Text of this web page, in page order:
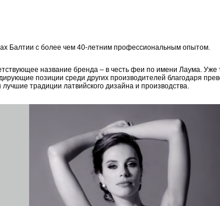
Балтии с более чем 40-летним профессиональным опытом.
название бренда – в честь феи по имени Лаума. Уже
позиции среди других производителей благодаря
традиции латвийского дизайна и производства.